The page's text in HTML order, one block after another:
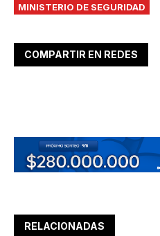
MINISTERIO DE SEGURIDAD
COMPARTIR EN REDES
RELACIONADAS